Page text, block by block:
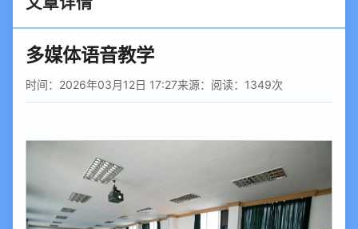
多媒体语音教学
时间：2026年03月12日 17:27来源： 阅读： 1349次